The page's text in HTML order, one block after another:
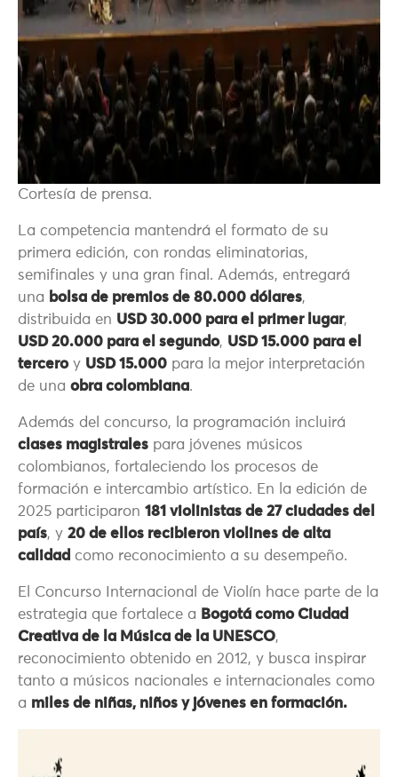
Cortesía de prensa.
La competencia mantendrá el formato de su
primera edición, con rondas eliminatorias,
semifinales y una gran final. Además, entregará
una bolsa de premios de 80.000 dólares,
distribuida en USD 30.000 para el primer lugar,
USD 20.000 para el segundo, USD 15.000 para el
terceroy USD 15.000 para la mejor interpretación
de una obra colombiana.
Además del concurso, la programación incluirá
clases magistrales para jóvenes músicos
colombianos, fortaleciendo los procesos de
formación e intercambio artístico. En la edición de
2025 participaron 181 violinistas de 27 ciudades del
país, y 20 de ellos recibieron violines de alta
calidad como reconocimiento a su desempeño.
El Concurso Internacional de Violín hace parte de la
estrategia que fortalece a Bogotá como Ciudad
Creativa de la Música de la UNESCO,
reconocimiento obtenido en 2012, y busca inspirar
tanto a músicos nacionales e internacionales como
a miles de niñas, niños y jóvenes en formación.